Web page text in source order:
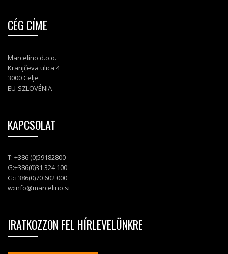
CÉG CÍME
Marcelino d.o.o.
Kranjčeva ulica 4
3000 Celje
EU-SZLOVÉNIA
KAPCSOLAT
T: +386 (0)59182800
G:+386(0)31 324 100
G:+386(0)70 602 000
w:info@marcelino.si
IRATKOZZON FEL HÍRLEVELÜNKRE